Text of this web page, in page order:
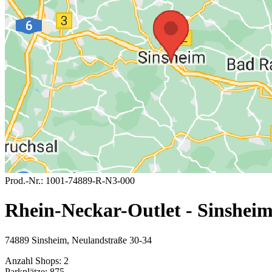
Prod.-Nr.: 1001-74889-R-N3-000
Rhein-Neckar-Outlet -
74889 Sinsheim, Neulandstraße 30-34
Anzahl Shops: 2